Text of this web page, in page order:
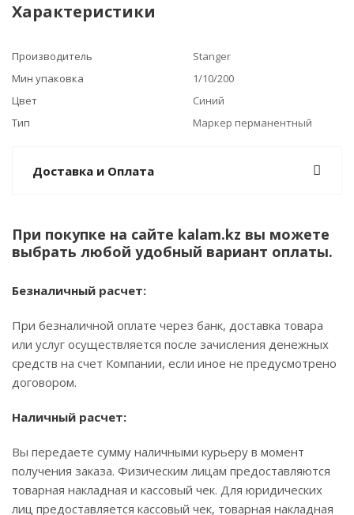
Характеристики
Производитель
Stanger
Мин упаковка
1/10/200
Цвет
Синий
Тип
Маркер перманентный
Доставка и Оплата
При покупке на сайте kalam.kz вы можете
выбрать любой удобный вариант оплаты.
Безналичный расчет:
При безналичной оплате через банк, доставка товара
или услуг осуществляется после зачисления денежных
средств на счет Компании, если иное не предусмотрено
договором.
Наличный расчет:
Вы передаете сумму наличными курьеру в момент
получения заказа. Физическим лицам предоставляются
товарная накладная и кассовый чек. Для юридических
лиц предоставляется кассовый чек, товарная накладная